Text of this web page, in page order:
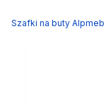
Szafki na buty Alpmeb